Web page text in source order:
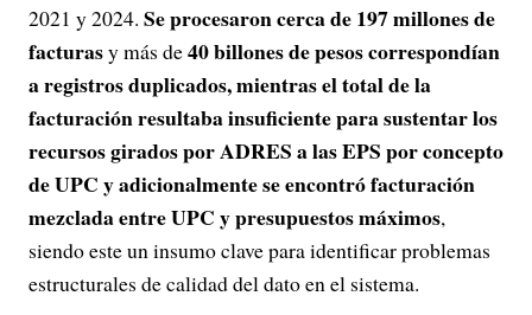
2021 y 2024. Se procesaron cerca de 197 millones de
facturasy más de40 billones de pesos correspondían
a registros duplicados, mientras el total de la
facturación resultaba insuficiente para sustentar los
recursos girados por ADRES a las EPS por concepto
de UPC y adicionalmente se encontró facturación
mezclada entre UPC y presupuestos máximos,
siendo este un insumo clave para identificar problemas
estructurales de calidad del dato en el sistema.